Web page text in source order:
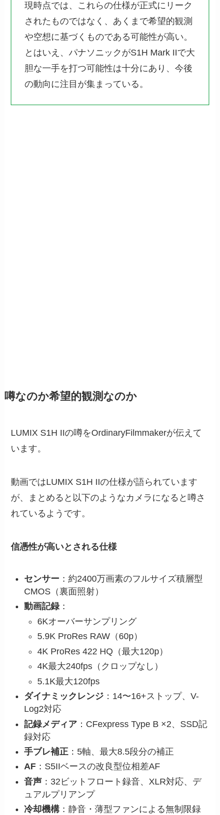
現時点では、これらの仕様が正式にリーク
されたものではなく、あくまで希望的観測
や空想に基づくものである可能性が高い。
とはいえ、パナソニックがS1H Mark IIで大
胆な一手を打つ可能性は十分にあり、今後
の動向に注目が集まっている。
噂なのか希望的観測なのか
LUMIX S1H IIの噂をOrdinaryFilmmakerが伝えて
います。
動画ではLUMIX S1H IIの仕様が語られています
が、まとめると以下のようなカメラになると噂さ
れているようです。
信憑性が高いとされる仕様
センサー ：約2400万画素のフルサイズ積層型
CMOS（裏面照射）
動画記録：
6Kオーバーサンプリング
5.9K ProRes RAW（60p）
4K ProRes 422 HQ（最大120p）
4K最大240fps（クロップなし）
5.1K最大120fps
ダイナミックレンジ ：14〜16+ストップ、V-
Log2対応
記録メディア ：CFexpress Type B ×2、SSD記
録対応
手ブレ補正 ：5軸、最大8.5段分の補正
AF ：S5IIベースの改良型位相差AF
音声 ：32ビットフロート録音、XLR対応、デ
ュアルプリアンプ
冷却機構：静音・薄型ファンによる無制限録